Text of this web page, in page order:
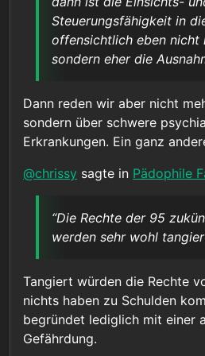
Steuerungsfähigkeit in
offensichtlich eben nicht
sondern eher die
Dann reden wir aber nicht
sondern über schwere
Erkrankungen. Ein ganz
@chrissy sagte in Pädophile
“Die Rechte der 95
werden sehr wohl
Tangiert würden die Rechte
nichts haben zu Schulden
begründet lediglich mit einer
Gefährdung.